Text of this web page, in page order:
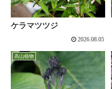
ケラマツツジ
2026.08.05
高山植物